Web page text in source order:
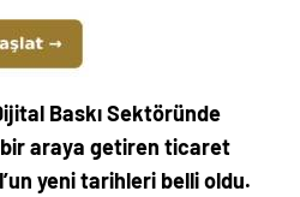
Baskı Sektöründe
araya getiren ticaret
yeni tarihleri belli oldu.